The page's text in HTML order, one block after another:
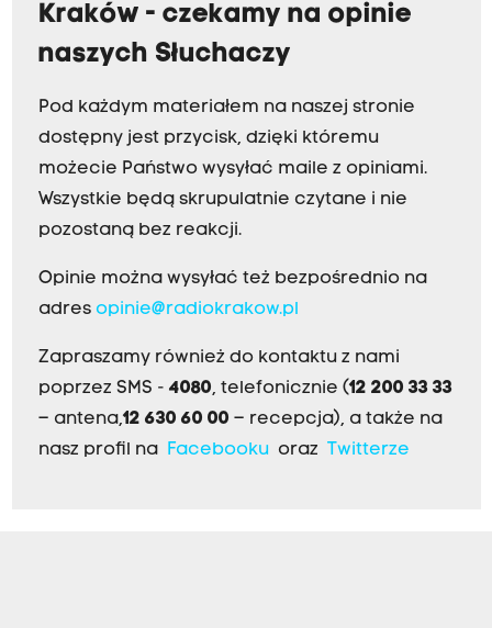
Kraków - czekamy na opinie
naszych Słuchaczy
Pod każdym materiałem na naszej stronie
dostępny jest przycisk, dzięki któremu
możecie Państwo wysyłać maile z opiniami.
Wszystkie będą skrupulatnie czytane i nie
pozostaną bez reakcji.
Opinie można wysyłać też bezpośrednio na
adres opinie@radiokrakow.pl
Zapraszamy również do kontaktu z nami
poprzez SMS - 4080, telefonicznie (12 200 33 33
– antena,12 630 60 00 – recepcja), a także na
nasz profil na
Facebookuoraz Twitterze